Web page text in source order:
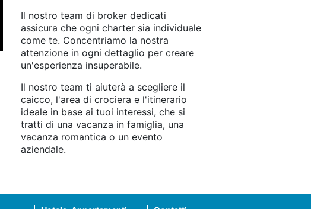
Il nostro team di broker dedicati
assicura che ogni charter sia individuale
come te. Concentriamo la nostra
attenzione in ogni dettaglio per creare
un'esperienza insuperabile.
Il nostro team ti aiuterà a scegliere il
caicco, l'area di crociera e l'itinerario
ideale in base ai tuoi interessi, che si
tratti di una vacanza in famiglia, una
vacanza romantica o un evento
aziendale.